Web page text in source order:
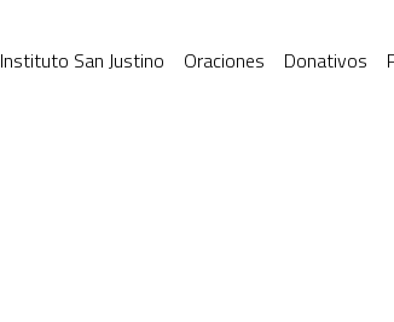
Instituto San Justino Oraciones Donativos